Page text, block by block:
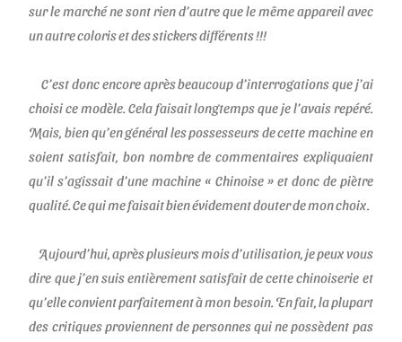
sur le marché ne sont rien d’autre que le même appareil avec
un autre coloris et des stickers différents !!!
C’est donc encore après beaucoup d’interrogations que j’ai
choisi ce modèle. Cela faisait longtemps que je l’avais repéré.
Mais, bien qu’en général les possesseurs de cette machine en
soient satisfait, bon nombre de commentaires expliquaient
qu’il s’agissait d’une machine « Chinoise » et donc de piètre
qualité. Ce qui me faisait bien évidement douter de mon choix.
Aujourd’hui, après plusieurs mois d’utilisation, je peux vous
dire que j’en suis entièrement satisfait de cette chinoiserie et
qu’elle convient parfaitement à mon besoin. En fait, la plupart
des critiques proviennent de personnes qui ne possèdent pas